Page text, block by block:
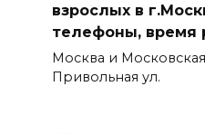
взрослых в
телефоны, время
Москва и
Привольная ул.